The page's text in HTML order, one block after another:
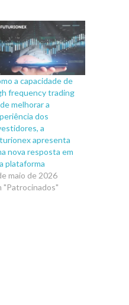
a capacidade de
frequency trading
melhorar a
dos
a
apresenta
nova resposta em
plataforma
maio de 2026
"Patrocinados"